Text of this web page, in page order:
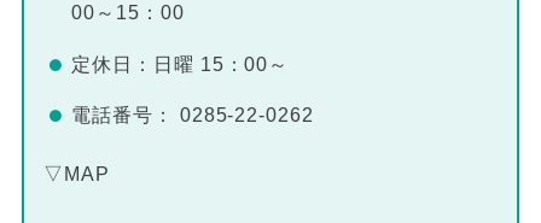
00～15：00
定休日：日曜 15：00～
電話番号： 0285-22-0262
▽MAP